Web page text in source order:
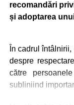
recomandări
și adoptarea
În cadrul
despre
către
subliniind